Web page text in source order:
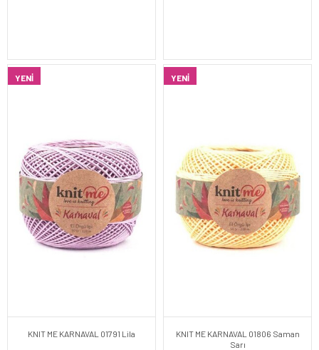
YENI
KNIT ME KARNAVAL 01791 Lila
YENI
KNIT ME KARNAVAL 01806 Saman
Sarı